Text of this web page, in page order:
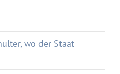
wo der Staat